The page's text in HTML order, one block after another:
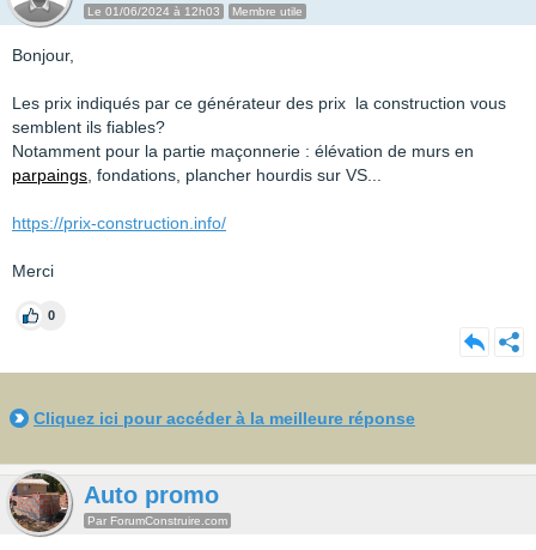
Le 01/06/2024 à 12h03 Membre utile
Bonjour,
Les prix indiqués par ce générateur des prix la construction vous
semblent ils fiables?
Notamment pour la partie maçonnerie : élévation de murs en
parpaings , fondations, plancher hourdis sur VS...
https://prix-construction.info/
Merci
0
Cliquez ici pour accéder à la meilleure réponse
Auto promo
Par ForumConstruire.com